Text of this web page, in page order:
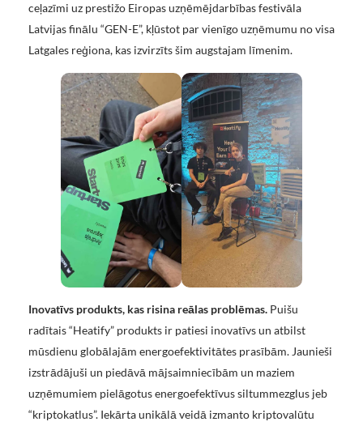
ceļazīmi uz prestižo Eiropas uzņēmējdarbības festivāla
Latvijas finālu “GEN-E”, kļūstot par vienīgo uzņēmumu no visa
Latgales reģiona, kas izvirzīts šim augstajam līmenim.
Inovatīvs produkts, kas risina reālas problēmas. Puišu
radītais “Heatify” produkts ir patiesi inovatīvs un atbilst
mūsdienu globālajām energoefektivitātes prasībām. Jaunieši
izstrādājuši un piedāvā mājsaimniecībām un maziem
uzņēmumiem pielāgotus energoefektīvus siltummezglus jeb
“kriptokatlus”. Iekārta unikālā veidā izmanto kriptovalūtu